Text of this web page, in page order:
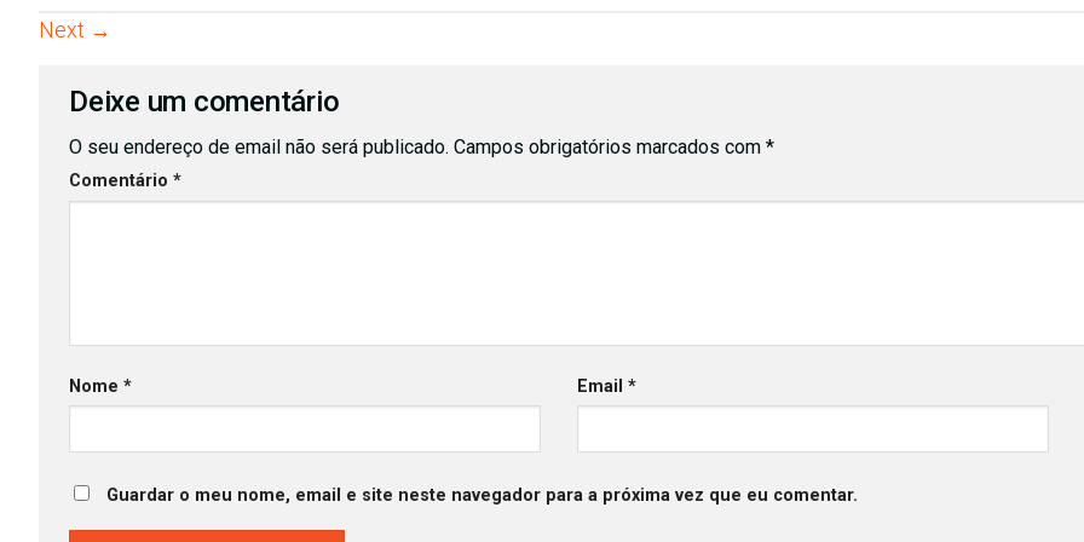
Next →
Deixe um comentário
O seu endereço de email não será publicado. Campos obrigatórios marcados com *
Comentário *
Nome * Email *
Guardar o meu nome, email e site neste navegador para a próxima vez que eu comentar.